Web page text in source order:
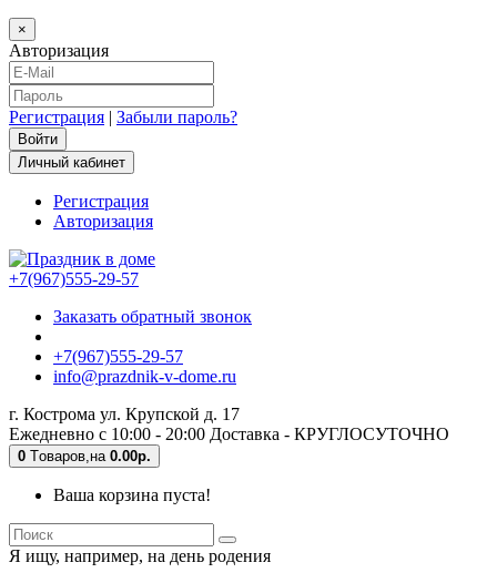
×
Авторизация
Регистрация | Забыли пароль?
Личный кабинет
Регистрация
Авторизация
+7(967)555-29-57
Заказать обратный звонок
+7(967)555-29-57
info@prazdnik-v-dome.ru
г. Кострома ул. Крупской д. 17
Ежедневно с 10:00 - 20:00 Доставка - КРУГЛОСУТОЧНО
0 Tоваров,на 0.00р.
Ваша корзина пуста!
Я ищу, например, на день родения